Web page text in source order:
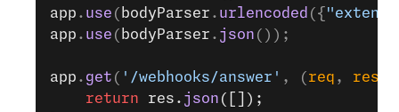
app . use ( bodyParser . urlencoded ({
app . use ( bodyParser . json ());
app . get ( '/webhooks/answer' , ( req , res
    return
res. json ([]);